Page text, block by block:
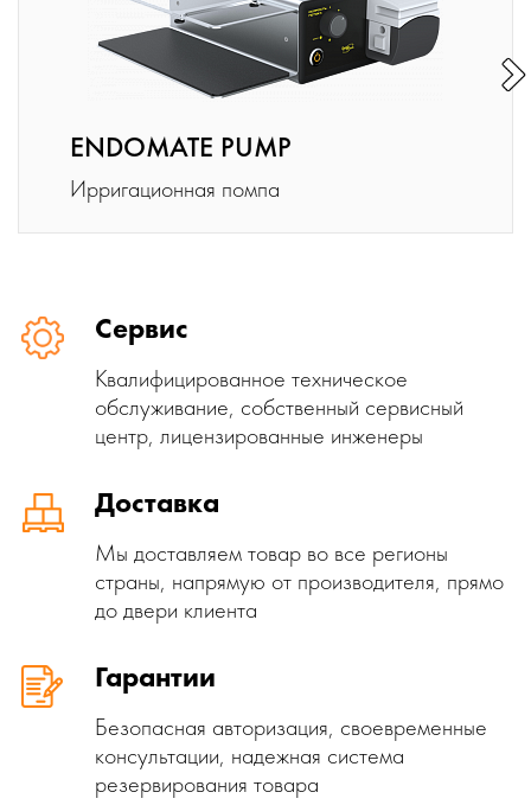
ENDOMATE PUMP
Ирригационная помпа
Сервис
Квалифицированное техническое
обслуживание, собственный сервисный
центр, лицензированные инженеры
Доставка
Мы доставляем товар во все регионы
страны, напрямую от производителя, прямо
до двери клиента
Гарантии
Безопасная авторизация, своевременные
консультации, надежная система
резервирования товара